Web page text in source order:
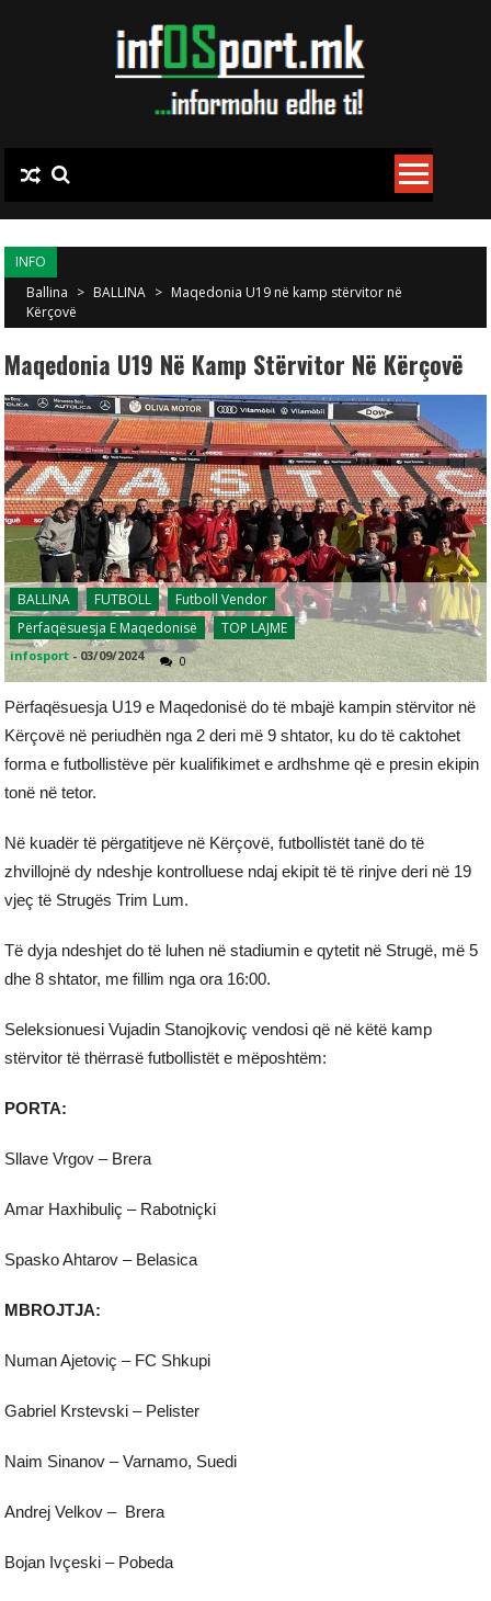
INFO
Ballina > BALLINA > Maqedonia U19 në kamp stërvitor në
Kërçovë
Maqedonia U19 Në Kamp Stërvitor Në Kërçovë
BALLINA FUTBOLL
Futboll Vendor
Përfaqësuesja E Maqedonisë
TOP LAJME
infosport -03/09/2024 0
Përfaqësuesja U19 e Maqedonisë do të mbajë kampin stërvitor në
Kërçovë në periudhën nga 2 deri më 9 shtator, ku do të caktohet
forma e futbollistëve për kualifikimet e ardhshme që e presin ekipin
tonë në tetor.
Në kuadër të përgatitjeve në Kërçovë, futbollistët tanë do të
zhvillojnë dy ndeshje kontrolluese ndaj ekipit të të rinjve deri në 19
vjeç të Strugës Trim Lum.
Të dyja ndeshjet do të luhen në stadiumin e qytetit në Strugë, më 5
dhe 8 shtator, me fillim nga ora 16:00.
Seleksionuesi Vujadin Stanojkoviç vendosi që në këtë kamp
stërvitor të thërrasë futbollistët e mëposhtëm:
PORTA:
Sllave Vrgov – Brera
Amar Haxhibuliç – Rabotniçki
Spasko Ahtarov – Belasica
MBROJTJA:
Numan Ajetoviç – FC Shkupi
Gabriel Krstevski – Pelister
Naim Sinanov – Varnamo, Suedi
Andrej Velkov – Brera
Bojan Ivçeski – Pobeda